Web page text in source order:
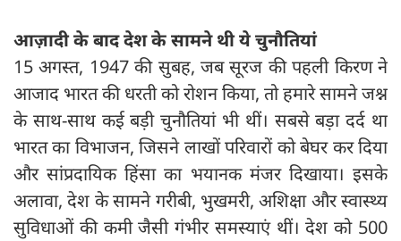
आज़ादी के बाद देश के सामने थी ये चुनौतियां
15 अगस्त, 1947 की सुबह, जब सूरज की पहली किरण ने
आजाद भारत की धरती को रोशन किया, तो हमारे सामने जश्न
के साथ-साथ कई बड़ी चुनौतियां भी थीं। सबसे बड़ा दर्द था
भारत का विभाजन, जिसने लाखों परिवारों को बेघर कर दिया
और सांप्रदायिक हिंसा का भयानक मंजर दिखाया। इसके
अलावा, देश के सामने गरीबी, भुखमरी, अशिक्षा और स्वास्थ्य
सुविधाओं की कमी जैसी गंभीर समस्याएं थीं। देश को 500